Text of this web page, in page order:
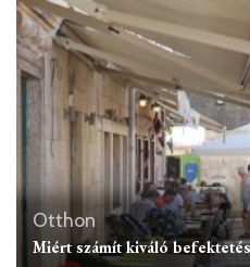
Otthon
Miért számít kiváló